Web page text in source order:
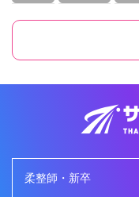
柔整師・新卒